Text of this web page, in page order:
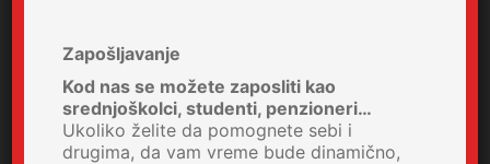
Zapošljavanje
Kod nas se možete zaposliti kao
srednjoškolci, studenti, penzioneri…
Ukoliko želite da pomognete sebi i
drugima, da vam vreme bude dinamično,